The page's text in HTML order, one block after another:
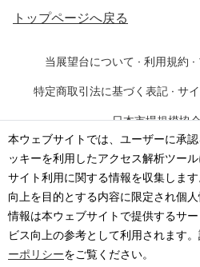
本ウェブサイトでは、ユーザーに承
ッキーを利用したアクセス解析ツー
サイト利用に関する情報を収集しま
向上を目的とする内容に限定され個
情報は本ウェブサイトで提供するサ
ビス向上の参考として利用されます。
ーポリシーをご覧ください。
トップページへ戻る
当展望台について · 利用規約 ·
特定商取引法に基づく表記 · サ
日本市場規模協
©2026· 一般社団法人